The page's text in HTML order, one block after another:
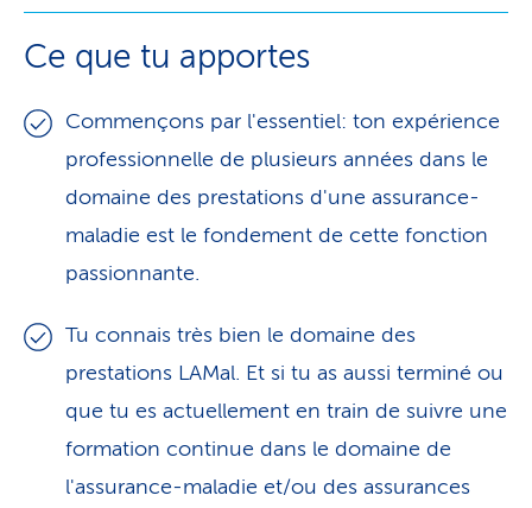
Ce que tu apportes
Commençons par l'essentiel: ton expérience
professionnelle de plusieurs années dans le
domaine des prestations d'une assurance-
maladie est le fondement de cette fonction
passionnante.
Tu connais très bien le domaine des
prestations LAMal. Et si tu as aussi terminé ou
que tu es actuellement en train de suivre une
formation continue dans le domaine de
l'assurance-maladie et/ou des assurances